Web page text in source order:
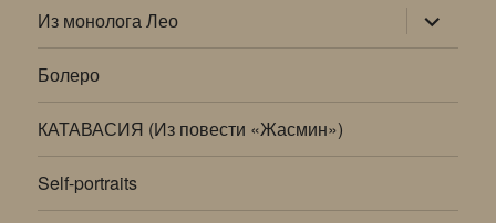
Из монолога Лео раскрыть
дочернее
меню
Болеро
КАТАВАСИЯ (Из повести «Жасмин»)
Self-portraits